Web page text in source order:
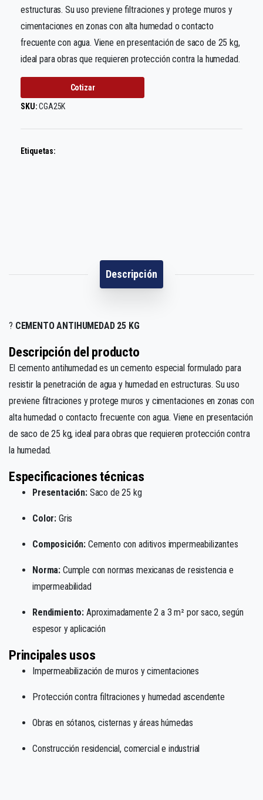
estructuras. Su uso previene filtraciones y protege muros y
cimentaciones en zonas con alta humedad o contacto
frecuente con agua. Viene en presentación de saco de 25 kg,
ideal para obras que requieren protección contra la humedad.
Cotizar
SKU: CGA25K
Etiquetas:
Descripción
?️ CEMENTO ANTIHUMEDAD 25 KG
Descripción del producto
El cemento antihumedad es un cemento especial formulado para
resistir la penetración de agua y humedad en estructuras. Su uso
previene filtraciones y protege muros y cimentaciones en zonas con
alta humedad o contacto frecuente con agua. Viene en presentación
de saco de 25 kg, ideal para obras que requieren protección contra
la humedad.
Especificaciones técnicas
Presentación:Saco de 25 kg
Color: Gris
Composición: Cemento con aditivos impermeabilizantes
Norma: Cumple con normas mexicanas de resistencia e
impermeabilidad
Rendimiento: Aproximadamente 2 a 3 m² por saco, según
espesor y aplicación
Principales usos
Impermeabilización de muros y cimentaciones
Protección contra filtraciones y humedad ascendente
Obras en sótanos, cisternas y áreas húmedas
Construcción residencial, comercial e industrial